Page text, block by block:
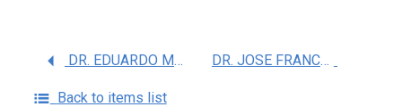
DR. EDUARDO MANUEL VADILLO ROSADO DR. JOSE FRANCISCO GALLARDO VERA
Back to items list